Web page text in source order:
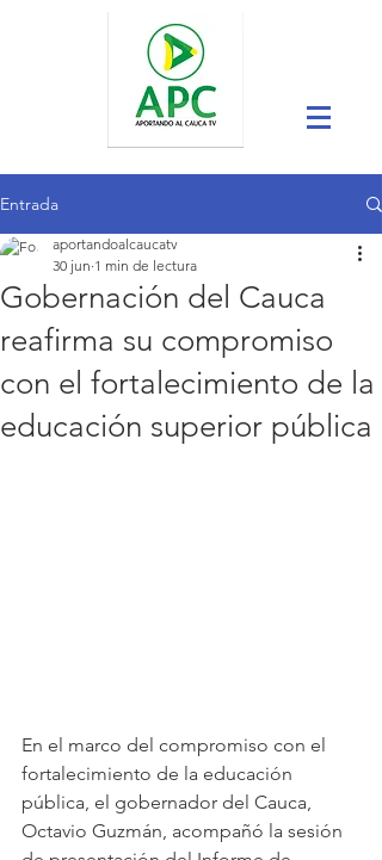
Entrada
Gobernación del Cauca
reafirma su compromiso
con el fortalecimiento de la
educación superior pública
aportandoalcaucatv
30 jun 1 min de lectura
En el marco del compromiso con el
fortalecimiento de la educación
pública, el gobernador del Cauca,
Octavio Guzmán, acompañó la sesión